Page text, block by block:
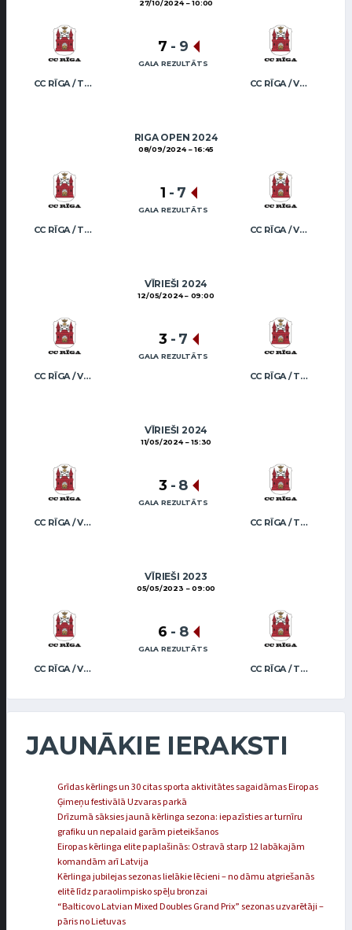
27/10/2024 10:00
CC RĪGA / TRUKŠĀNS CC RĪGA / VEIDEMANIS
7 - 9
GALA REZULTĀTS
RIGA OPEN 2024
08/09/2024 16:45
CC RĪGA / TRUKŠĀNS CC RĪGA / VEIDEMANIS
1 - 7
GALA REZULTĀTS
VĪRIEŠI 2024
12/05/2024 09:00
CC RĪGA / VEIDEMANIS CC RĪGA / TRUKŠĀNS
3 - 7
GALA REZULTĀTS
VĪRIEŠI 2024
11/05/2024 15:30
CC RĪGA / VEIDEMANIS CC RĪGA / TRUKŠĀNS
3 - 8
GALA REZULTĀTS
VĪRIEŠI 2023
05/05/2023 09:00
CC RĪGA / VEIDEMANIS CC RĪGA / TRUKŠĀNS
6 - 8
GALA REZULTĀTS
JAUNĀKIE IERAKSTI
Grīdas kērlings un 30 citas sporta aktivitātes sagaidāmas Eiropas
Ģimeņu festivālā Uzvaras parkā
Drīzumā sāksies jaunā kērlinga sezona: iepazīsties ar turnīru
grafiku un nepalaid garām pieteikšanos
Eiropas kērlinga elite paplašinās: Ostravā starp 12 labākajām
komandām arī Latvija
Kērlinga jubilejas sezonas lielākie lēcieni – no dāmu atgriešanās
elitē līdz paraolimpisko spēļu bronzai
“Balticovo Latvian Mixed Doubles Grand Prix” sezonas uzvarētāji –
pāris no Lietuvas